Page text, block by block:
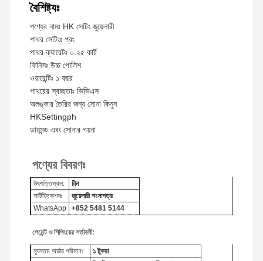
বৈশিষ্ট্যঃ
পণ্যের নামঃ HK সেটিং জুয়েলারী
পাথর সেটিংঃ প্রং
পাথর ক্যারেটঃ ০.২৫ কার্ট
ফিনিসঃ উচ্চ পোলিশ
ওয়ারেন্টিঃ ১ বছর
পাথরের স্বচ্ছতাঃ ভিভিএস
অলঙ্কার তৈরির জন্য সোনা কিনুন
HKSettingph
ডায়মন্ড এবং সোনার গয়না
পণ্যের বিবরণঃ
উৎপত্তিস্থল:
চীন
সার্টিফিকেশনঃ
জুয়েলারী শংসাপত্র
WhatsApp
+852 5481 5144
পেমেন্ট ও শিপিংয়ের শর্তাবলী:
ন্যূনতম অর্ডার পরিমাণঃ
১ টুকরা